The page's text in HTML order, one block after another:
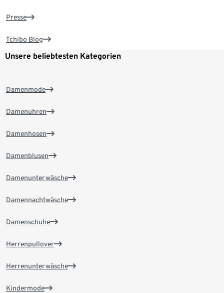
Presse
Tchibo Blog
Unsere beliebtesten Kategorien
Damenmode
Damenuhren
Damenhosen
Damenblusen
Damenunterwäsche
Damennachtwäsche
Damenschuhe
Herrenpullover
Herrenunterwäsche
Kindermode